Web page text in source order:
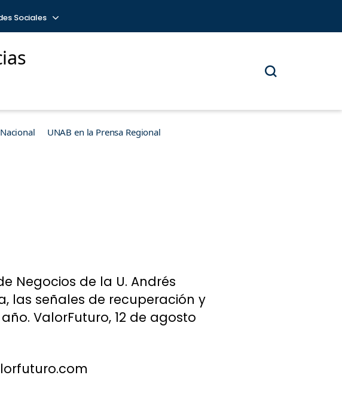
Sociales
UNAB en la Prensa Regional
Negocios de la U. Andrés
las señales de recuperación y
ValorFuturo, 12 de agosto